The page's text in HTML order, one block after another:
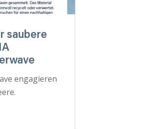
saubere
engagieren